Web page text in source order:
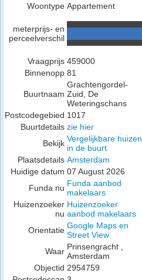
Woontype Appartement
meterprijs- en
perceelverschil
Vraagprijs 459000
Binnenopp 81
Buurtnaam
Grachtengordel-
Zuid, De
Weteringschans
Postcodegebied 1017
Buurtdetails zie hier
Bekijk Vergelijkbare huizen
in de buurt
Plaatsdetails Amsterdam
Huidige datum 07 August 2026
Funda nu Funda aanbod
makelaars
Huizenzoeker
nu
Huizenzoeker
aanbod makelaars
Orientatie Google Maps en
Street View
Waar Prinsengracht ,
Amsterdam
Objectid 2954759